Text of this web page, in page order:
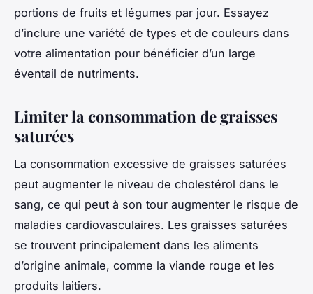
portions de fruits et légumes par jour. Essayez
d’inclure une variété de types et de couleurs dans
votre alimentation pour bénéficier d’un large
éventail de nutriments.
Limiter la consommation de graisses
saturées
La consommation excessive de graisses saturées
peut augmenter le niveau de cholestérol dans le
sang, ce qui peut à son tour augmenter le risque de
maladies cardiovasculaires. Les graisses saturées
se trouvent principalement dans les aliments
d’origine animale, comme la viande rouge et les
produits laitiers.